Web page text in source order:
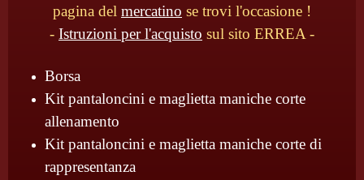
pagina del mercatino se trovi l'occasione !
- Istruzioni per l'acquisto sul sito ERREA -
Borsa
Kit pantaloncini e maglietta maniche corte
allenamento
Kit pantaloncini e maglietta maniche corte di
rappresentanza